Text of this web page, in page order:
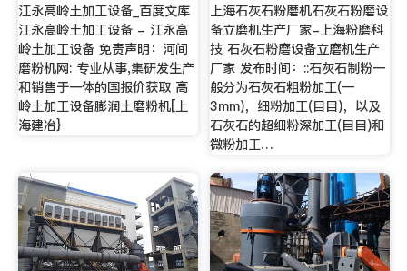
江永高岭土加工设备_百度文库
江永高岭土加工设备 - 江永高
岭土加工设备 免责声明：河间
磨粉机网: 专业从事,集研发生产
和销售于一体的国报价获取 高
岭土加工设备膨润土磨粉机[上
海建冶}
上海石灰石粉磨机石灰石粉磨设
备立磨机生产厂家-上海粉磨科
技 石灰石粉磨设备立磨机生产
厂家 发布时间：::石灰石制粉一
般分为石灰石粗粉加工(—
3mm)，细粉加工(目目)，以及
石灰石的超细粉深加工(目目)和
微粉加工…